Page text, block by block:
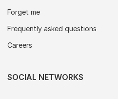
Forget me
Frequently asked questions
Careers
SOCIAL NETWORKS